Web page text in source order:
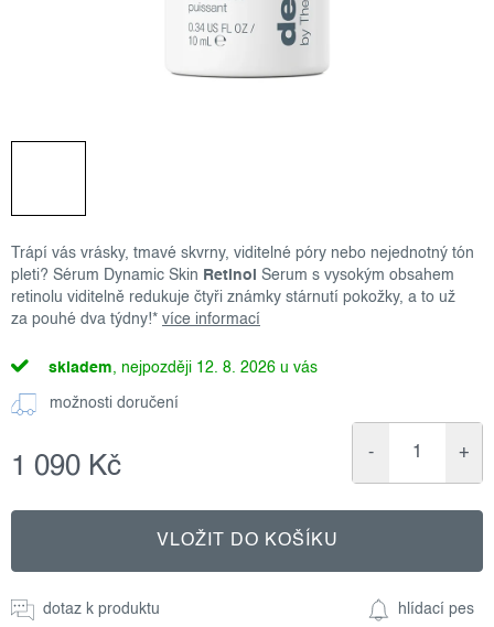
Trápí vás vrásky, tmavé skvrny, viditelné póry nebo nejednotný tón
pleti? Sérum Dynamic Skin Retinol
Serum s vysokým obsahem
retinolu viditelně redukuje čtyři známky stárnutí pokožky, a to už
za pouhé dva týdny!* více informací
skladem 12. 8. 2026
možnosti doručení
1 090 Kč
cena:
VLOŽIT DO KOŠÍKU
dotaz k produktu hlídací pes